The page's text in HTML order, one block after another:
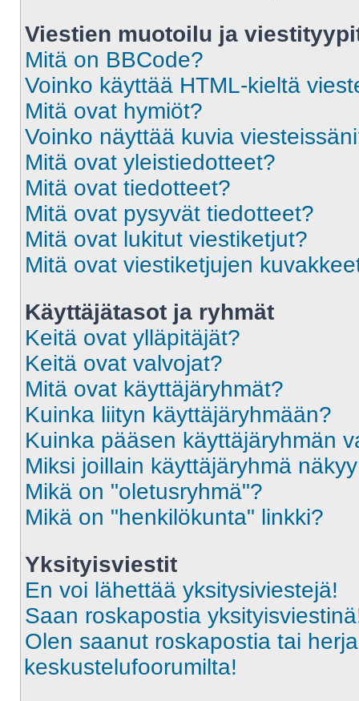
Viestien muotoilu ja
Mitä on BBCode?
Voinko käyttää HTML-kieltä
Mitä ovat hymiöt?
Voinko näyttää kuvia
Mitä ovat yleistiedotteet?
Mitä ovat tiedotteet?
Mitä ovat pysyvät tiedotteet?
Mitä ovat lukitut viestiketjut?
Mitä ovat viestiketjujen
Käyttäjätasot ja ryhmät
Keitä ovat ylläpitäjät?
Keitä ovat valvojat?
Mitä ovat käyttäjäryhmät?
Kuinka liityn käyttäjäryhmään?
Kuinka pääsen käyttäjäryhmän
Miksi joillain käyttäjäryhmä
Mikä on "oletusryhmä"?
Mikä on "henkilökunta" linkki?
Yksityisviestit
En voi lähettää yksitysiviestejä!
Saan roskapostia
Olen saanut roskapostia tai
keskustelufoorumilta!